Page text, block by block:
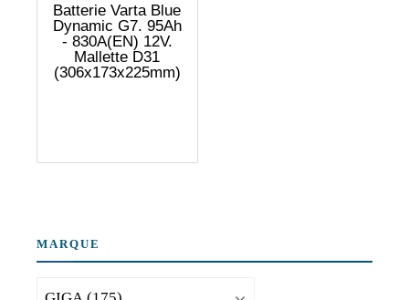
Batterie Varta Blue
Dynamic G7. 95Ah
- 830A(EN) 12V.
Mallette D31
(306x173x225mm)
MARQUE